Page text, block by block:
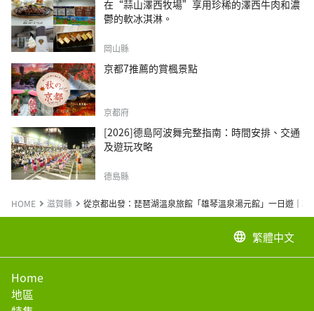
在“蒜山澤西牧場”享用珍稀的澤西牛肉和濃
鬱的軟冰淇淋。
岡山縣
京都7推薦的賞楓景點
京都府
[2026]德島阿波舞完整指南：時間安排、交通
及遊玩攻略
德島縣
HOME 滋賀縣 從京都出發：琵琶湖溫泉旅館「雄琴溫泉湯元館」一日遊｜享
language 繁體中文
Home
地區